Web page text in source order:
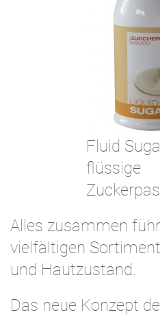
Fluid
flüssige
Alles zusammen
vielfältigen
und Hautzustand.
Das neue Konzept